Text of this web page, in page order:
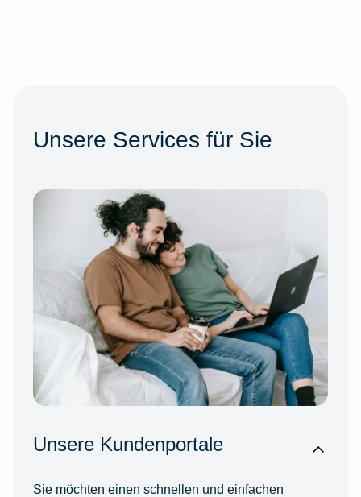
Unsere Services für Sie
Unsere Kundenportale
Sie möchten einen schnellen und einfachen